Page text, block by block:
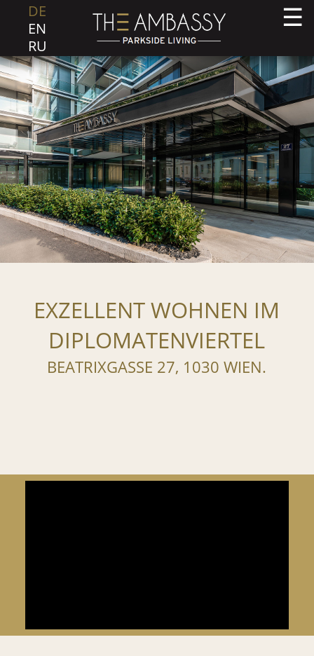
DE
EN
RU
EXZELLENT WOHNEN IM
DIPLOMATENVIERTEL
BEATRIXGASSE 27, 1030 WIEN.